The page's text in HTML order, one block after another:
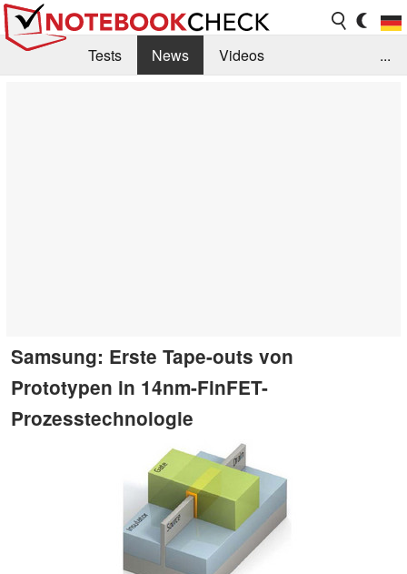
Tests News
Videos
...
Samsung: Erste Tape-outs von
Prototypen in 14nm-FinFET-
Prozesstechnologie